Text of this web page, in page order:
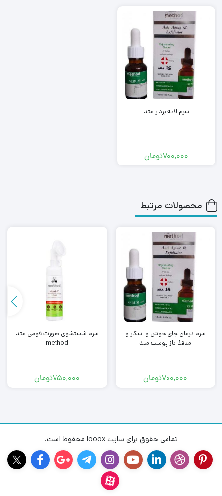
سرم لایه بردار متد
700,000تومان
محصولات مرتبط
سرم درمان جای جوش و اسکار و
منافذ باز پوست متد
700,000تومان
سرم شستشوی صورت فومی متد
method
750,000تومان
تمامی حقوق برای سایت looox محفوظ است.